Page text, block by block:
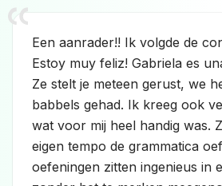
Een aanrader!! Ik volgde de
Estoy muy feliz! Gabriela es
Ze stelt je meteen gerust, we
babbels gehad. Ik kreeg ook
wat voor mij heel handig was.
eigen tempo de grammatica
oefeningen zitten ingenieus in